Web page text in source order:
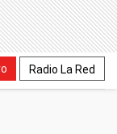
Radio La Red